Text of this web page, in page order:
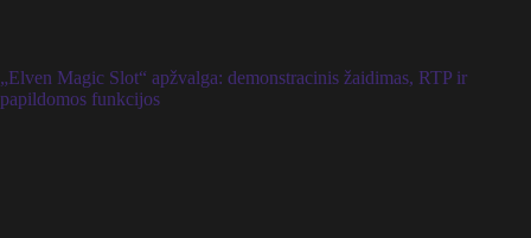
„Elven Magic Slot“ apžvalga: demonstracinis žaidimas, RTP ir
papildomos funkcijos